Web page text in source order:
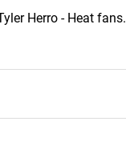
Herro - Heat fans.